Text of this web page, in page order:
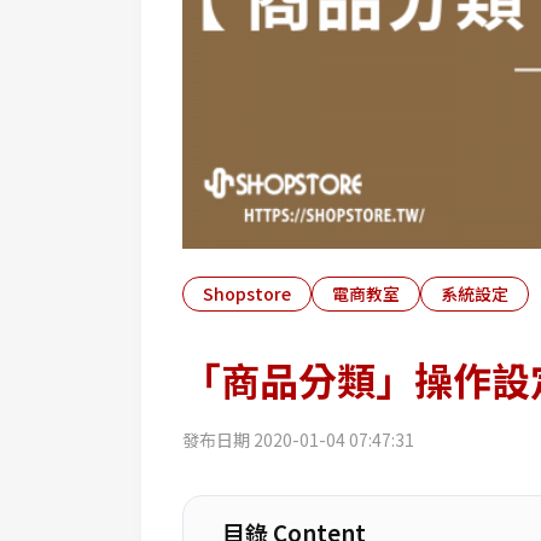
Shopstore 電商教室 系統設定
「商品分類」操作
發布日期 2020-01-04 07:47:31
目錄 Content